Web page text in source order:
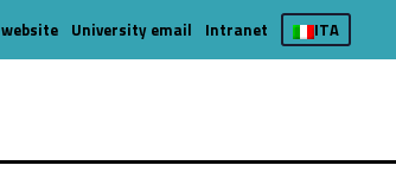
75764-4
#link-menu-primary-38905-7
Link identifier #link-menu-primary-28854-
Link identifier
University email Intranet ITA